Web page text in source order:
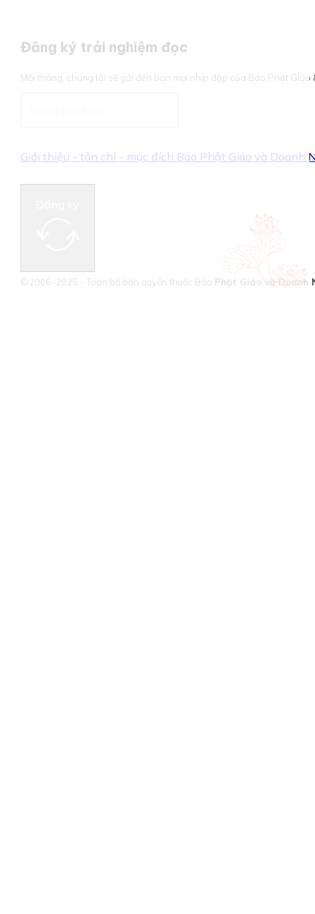
Đăng ký trải nghiệm đọc
Mỗi tháng, chúng tôi sẽ gửi đến bạn mọi nhịp đập của Báo Phật Giáo
Giới thiệu - tôn chỉ - mục đích Báo Phật Giáo và Doanh
©2006-2025 - Toàn bộ bản quyền thuộc Báo Phật Giáo và Doanh